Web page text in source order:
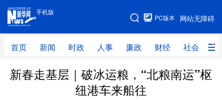
手机版
网站无障碍
PC版本
首页 新闻 时政 人事 廉政 财经 社会 科
手机版
网站地图
首页 新闻 时政 人事
财经 社会
新春走基层｜破冰运粮，“北粮南运”枢
纽港车来船往